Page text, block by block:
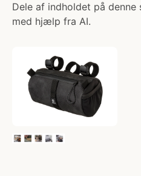
Dele af indholdet på
med hjælp fra AI.